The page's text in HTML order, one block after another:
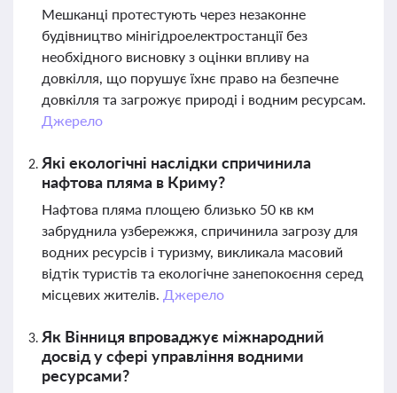
Мешканці протестують через незаконне
будівництво мінігідроелектростанції без
необхідного висновку з оцінки впливу на
довкілля, що порушує їхнє право на безпечне
довкілля та загрожує природі і водним ресурсам.
Джерело
Які екологічні наслідки спричинила
нафтова пляма в Криму?
Нафтова пляма площею близько 50 кв км
забруднила узбережжя, спричинила загрозу для
водних ресурсів і туризму, викликала масовий
відтік туристів та екологічне занепокоєння серед
місцевих жителів. Джерело
Як Вінниця впроваджує міжнародний
досвід у сфері управління водними
ресурсами?